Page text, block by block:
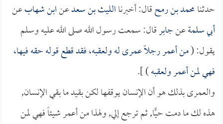
حدثنامحمد بن رمحقال: أخبرناالليث بن سعدعنابن شهابعن
أبي سلمةعنجابرقال: سمعت رسول الله صلى الله عليه وسلم
يقول: (من أعمر رجلاً عمرى له ولعقبه، فقد قطع قوله حقه فيها،
فهي لمن أعمر ولعقبه) ].
والعمرى بذلك هو أن الإنسان يوقفها لكن بقيد ما بقي الإنسان,
هذه لك ما دمت حيًّا, ثم ترجع إلي, ولهذا من أعمر شيئاً فهي لمن